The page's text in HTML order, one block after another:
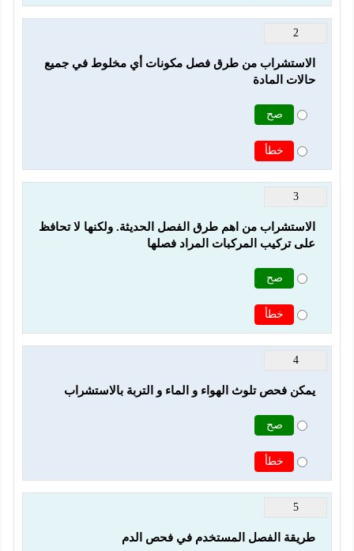
2
حالات المادة
صح
خطأ
3
على تركيب المركبات المراد فصلها
صح
خطأ
4
يمكن فحص تلوث الهواء و الماء و التربة بالاستشراب
صح
خطأ
5
طريقة الفصل المستخدم في فحص الدم